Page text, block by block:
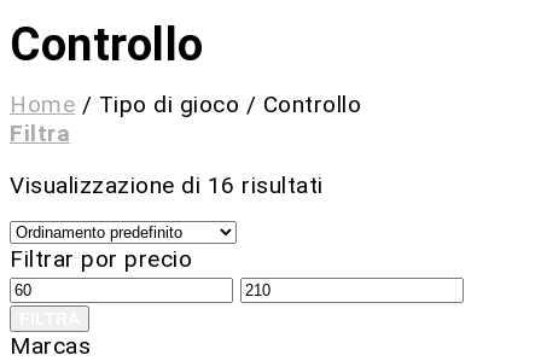
Controllo
Home / Tipo di gioco / Controllo
Filtra
Visualizzazione di 16 risultati
Filtrar por precio
Marcas